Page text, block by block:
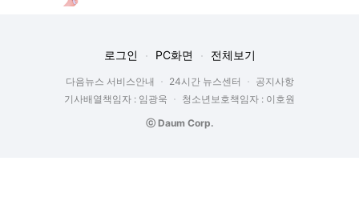
로그인 PC화면 전체보기
다음뉴스 서비스안내 24시간 뉴스센터
공지사항
기사배열책임자 : 임광욱
청소년보호책임자 : 이호원
ⓒ Daum Corp.